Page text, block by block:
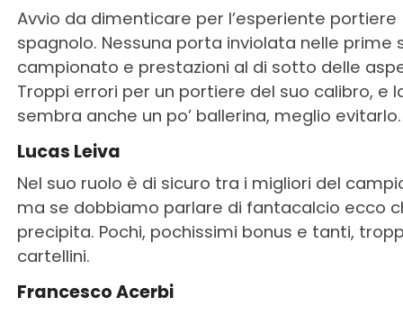
Avvio da dimenticare per l’esperiente portiere
spagnolo. Nessuna porta inviolata nelle prime
campionato e prestazioni al di sotto delle
Troppi errori per un portiere del suo calibro, e
sembra anche un po’ ballerina, meglio evitarlo.
Lucas Leiva
Nel suo ruolo è di sicuro tra i migliori del
ma se dobbiamo parlare di fantacalcio ecco
precipita. Pochi, pochissimi bonus e tanti,
cartellini.
Francesco Acerbi